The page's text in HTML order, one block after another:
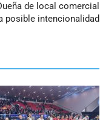
de local comercial
posible intencionalidad